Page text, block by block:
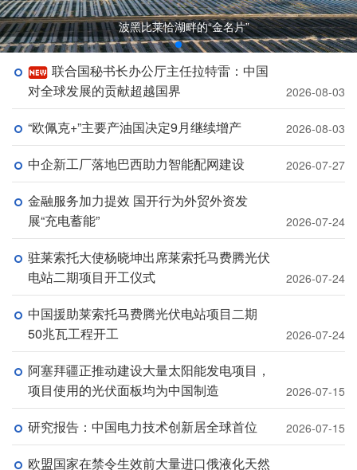
波黑比莱恰湖畔的“金名片”
联合国秘书长办公厅主任拉特雷：中国
对全球发展的贡献超越国界
2026-08-03
“欧佩克+”主要产油国决定9月继续增产 2026-08-03
中企新工厂落地巴西助力智能配网建设 2026-07-27
金融服务加力提效 国开行为外贸外资发
展“充电蓄能”
2026-07-24
驻莱索托大使杨晓坤出席莱索托马费腾光伏
电站二期项目开工仪式
2026-07-24
中国援助莱索托马费腾光伏电站项目二期
50兆瓦工程开工
2026-07-24
阿塞拜疆正推动建设大量太阳能发电项目，
项目使用的光伏面板均为中国制造
2026-07-15
研究报告：中国电力技术创新居全球首位 2026-07-15
欧盟国家在禁令生效前大量进口俄液化天然